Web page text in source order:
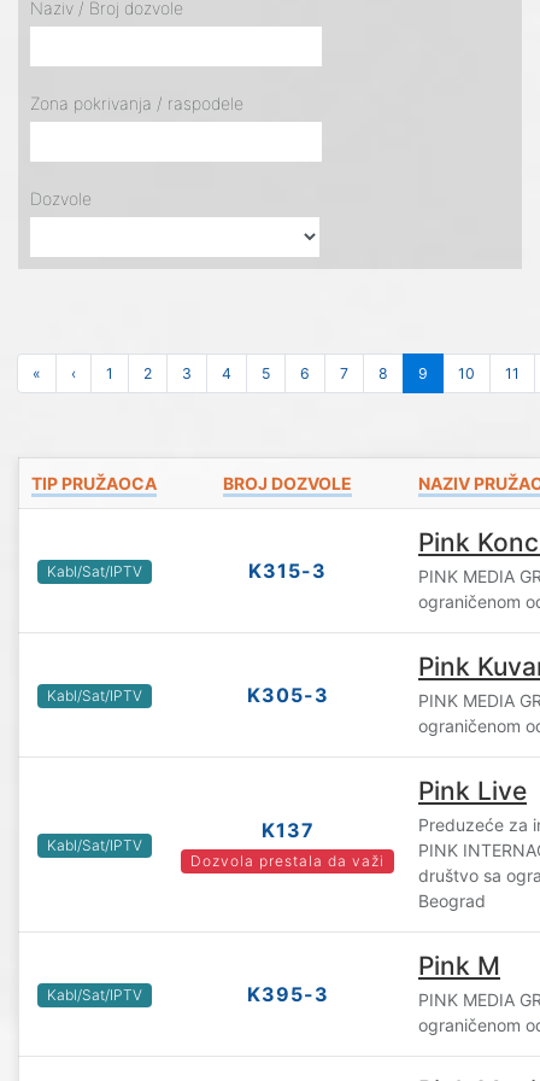
Naziv / Broj dozvole
Zona pokrivanja / raspodele
Dozvole
« ‹ 1 2 3 4 5 6 7 8 9 10 11
TIP PRUŽAOCA BROJ DOZVOLE NAZIV
Kabl/Sat/IPTV K315-3
Pink
PINK MEDIA
ograničenom
Kabl/Sat/IPTV K305-3
Pink
PINK MEDIA
ograničenom
Kabl/Sat/IPTV
K137
Dozvola prestala da važi
Pink Live
Preduzeće za
PINK
društvo sa
Beograd
Kabl/Sat/IPTV K395-3
Pink M
PINK MEDIA
ograničenom